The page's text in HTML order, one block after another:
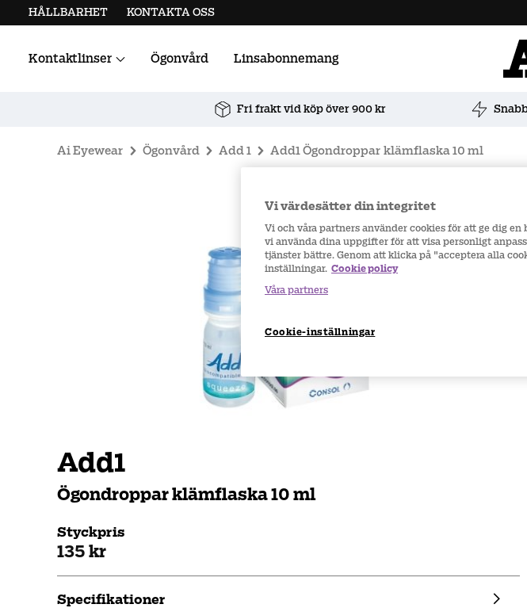
HÅLLBARHET KONTAKTA OSS
Kontaktlinser
Linstillbehör
Ögonvård Linsabonnemang
Fri frakt vid köp över 900 kr
Ai Eyewear Ögonvård Add 1 Add1 Ögondroppar klämflaska 10 ml
Add1
Ögondroppar klämflaska 10 ml
Styckpris
135 kr
Specifikationer
Vi värdesätter din integritet
Vi och våra partners använder cookies för att ge dig
vi använda dina uppgifter för att visa personligt
tjänster bättre. Genom att klicka på "acceptera alla
inställningar. Cookie policy
Våra partners
Cookie-inställningar